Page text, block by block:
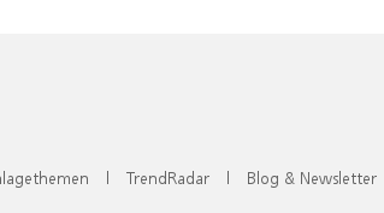
| TrendRadar | Blog & Newsletter